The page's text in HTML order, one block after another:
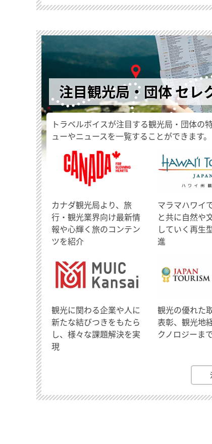
注目観光局・団体 セレ
トラベルボイスが注目する観光局・団体の
ューやニュースを一覧することができます。
​カナダ観光局より、旅
行・観光業界向け最新情
報や心輝く旅のコンテン
ツを紹介
マラマハワイ
と共に自然や
していく再生
進
観光に関わる企業や人に
新たな結びつきをもたら
し、様々な課題解決を実
現
観光の優れた
表彰、観光地
クノロジーま